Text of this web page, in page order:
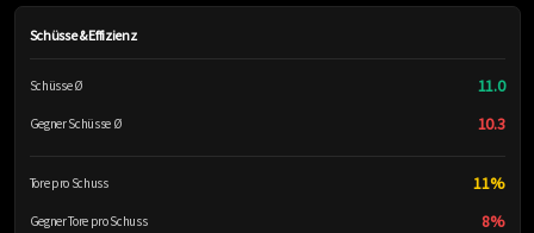
Schüsse & Effizienz
Schüsse Ø 11.0
Gegner Schüsse Ø 10.3
Tore pro Schuss 11%
Gegner Tore pro Schuss 8%